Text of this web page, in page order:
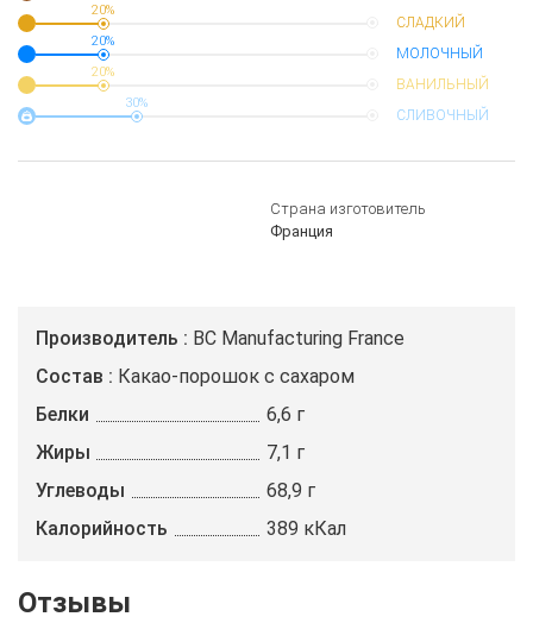
20%
СЛАДКИЙ
20%
МОЛОЧНЫЙ
20%
ВАНИЛЬНЫЙ
30%
СЛИВОЧНЫЙ
Страна изготовитель
Франция
Производитель
BC Manufacturing France
Состав
Какао-порошок с сахаром
Белки
6,6 г
Жиры
7,1 г
Углеводы
68,9 г
Калорийность
389 кКал